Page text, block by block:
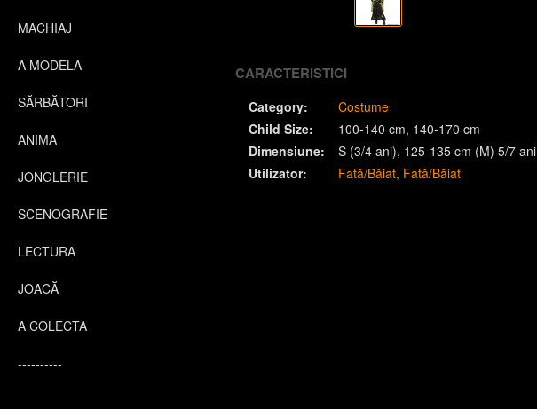
MACHIAJ
A MODELA
SĂRBĂTORI
ANIMA
JONGLERIE
SCENOGRAFIE
LECTURA
JOACĂ
A COLECTA
----------
CARACTERISTICI
Category:
Costume
Child Size:
100-140 cm 140-170 cm
Dimensiune:
S (3/4 ani) 125-135 cm (M) 5/7 ani
Utilizator:
Fată/Băiat Fată/Băiat